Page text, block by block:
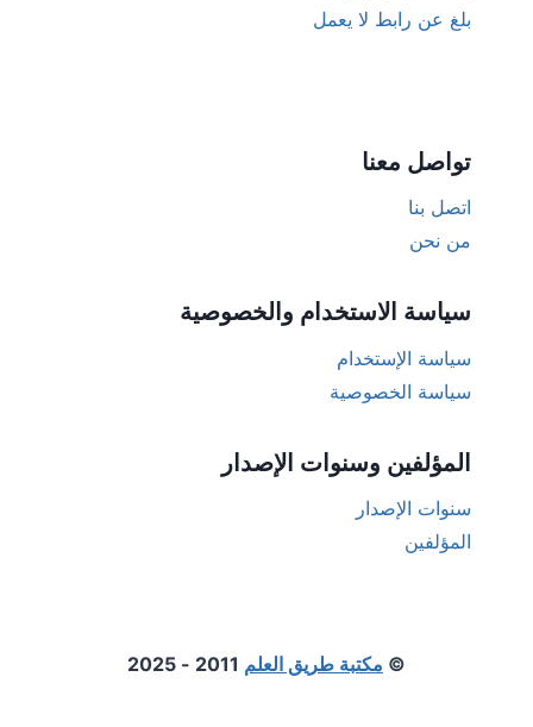
بلغ عن رابط لا يعمل
تواصل معنا
اتصل بنا
من نحن
سياسة الاستخدام والخصوصية
سياسة الإستخدام
سياسة الخصوصية
المؤلفين وسنوات الإصدار
سنوات الإصدار
المؤلفين
© مكتبة طريق العلم